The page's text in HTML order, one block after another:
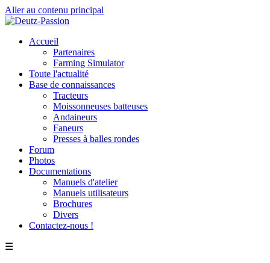
Aller au contenu principal
Accueil
Partenaires
Farming Simulator
Toute l'actualité
Base de connaissances
Tracteurs
Moissonneuses batteuses
Andaineurs
Faneurs
Presses à balles rondes
Forum
Photos
Documentations
Manuels d'atelier
Manuels utilisateurs
Brochures
Divers
Contactez-nous !
☰